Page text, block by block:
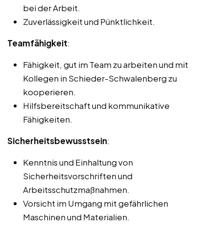
bei der Arbeit.
Zuverlässigkeit und Pünktlichkeit.
Teamfähigkeit:
Fähigkeit, gut im Team zu arbeiten und mit
Kollegen in Schieder-Schwalenberg zu
kooperieren.
Hilfsbereitschaft und kommunikative
Fähigkeiten.
Sicherheitsbewusstsein:
Kenntnis und Einhaltung von
Sicherheitsvorschriften und
Arbeitsschutzmaßnahmen.
Vorsicht im Umgang mit gefährlichen
Maschinen und Materialien.